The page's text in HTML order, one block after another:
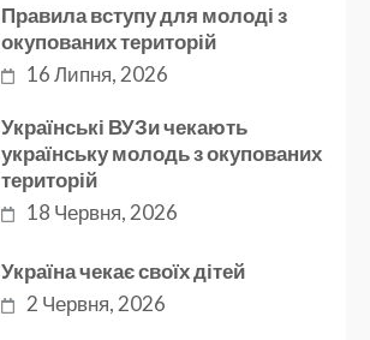
Правила вступу для молоді з
окупованих територій
16 Липня, 2026
Українські ВУЗи чекають
українську молодь з окупованих
територій
18 Червня, 2026
Україна чекає своїх дітей
2 Червня, 2026